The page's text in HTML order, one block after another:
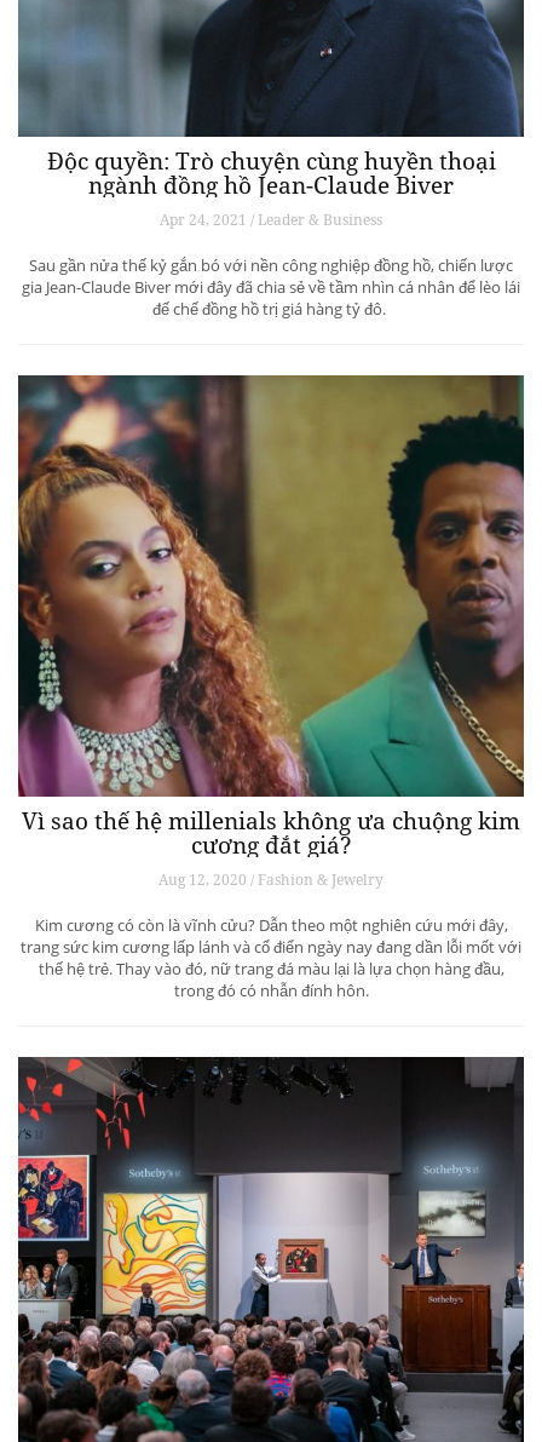
Độc quyền: Trò chuyện cùng huyền thoại
ngành đồng hồ Jean-Claude Biver
Apr 24, 2021 / Leader & Business
Sau gần nửa thế kỷ gắn bó với nền công nghiệp đồng hồ, chiến lược
gia Jean-Claude Biver mới đây đã chia sẻ về tầm nhìn cá nhân để lèo lái
đế chế đồng hồ trị giá hàng tỷ đô.
Vì sao thế hệ millenials không ưa chuộng kim
cương đắt giá?
Aug 12, 2020 / Fashion & Jewelry
Kim cương có còn là vĩnh cửu? Dẫn theo một nghiên cứu mới đây,
trang sức kim cương lấp lánh và cổ điển ngày nay đang dần lỗi mốt với
thế hệ trẻ. Thay vào đó, nữ trang đá màu lại là lựa chọn hàng đầu,
trong đó có nhẫn đính hôn.